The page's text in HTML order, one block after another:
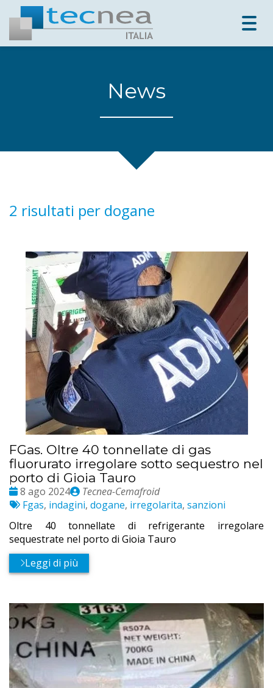
News
2 risultati per dogane
FGas. Oltre 40 tonnellate di gas
fluorurato irregolare sotto sequestro nel
porto di Gioia Tauro
Date
:
8 ago 2024
Publié
par
Tecnea-Cemafroid
Etichette:
Fgas, indagini, dogane, irregolarita, sanzioni
Oltre 40 tonnellate di refrigerante irregolare
sequestrate nel porto di Gioia Tauro
Leggi di più